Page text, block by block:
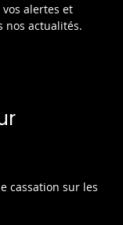
alertes et
nos actualités.
cassation sur les